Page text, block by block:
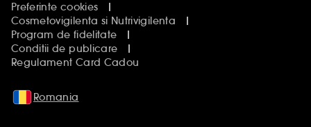
Preferinte cookies
Cosmetovigilenta si Nutrivigilenta
Program de fidelitate
Conditii de publicare
Regulament Card Cadou
Romania